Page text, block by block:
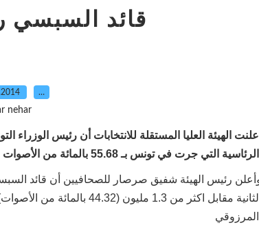
قائد السبسي
…
nehar
أعلنت الهيئة العليا المستقلة للانتخابات أن رئيس الوزراء
الثانية مقابل اكثر من 1.3